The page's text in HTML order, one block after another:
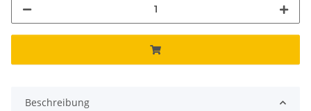
Beschreibung